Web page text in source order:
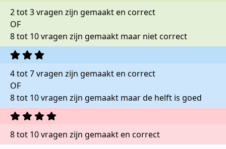
2 tot 3 vragen zijn gemaakt en correct
OF
8 tot 10 vragen zijn gemaakt maar niet correct
4 tot 7 vragen zijn gemaakt en correct
OF
8 tot 10 vragen zijn gemaakt maar de helft is goed
8 tot 10 vragen zijn gemaakt en correct